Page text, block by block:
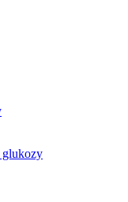
glukozy